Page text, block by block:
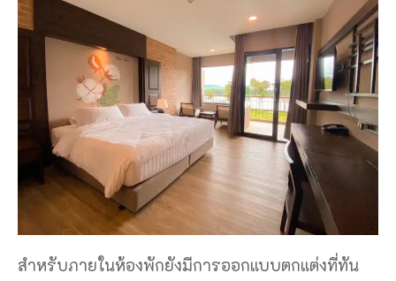
สำหรับภายในห้องพักยังมีการออกแบบตกแต่งที่ทัน